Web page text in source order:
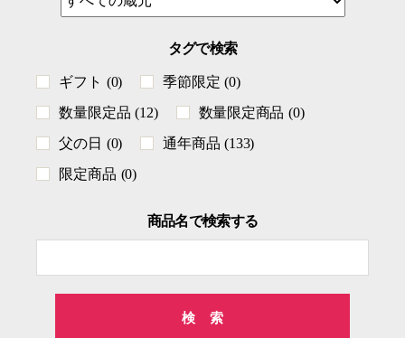
タグで検索
ギフト (0) 季節限定 (0)
数量限定品 (12) 数量限定商品 (0)
父の日 (0) 通年商品 (133)
限定商品 (0)
商品名で検索する
索